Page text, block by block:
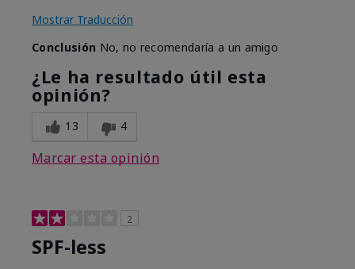
Mostrar Traducción
Conclusión No, no recomendaría a un amigo
¿Le ha resultado útil esta
opinión?
13 4
Marcar esta opinión
2
SPF-less